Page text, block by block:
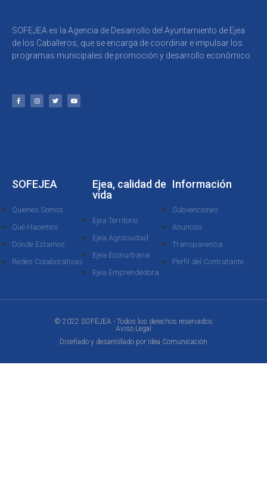
SOFEJEA es la Agencia de Desarrollo del Ayuntamiento de Ejea
de los Caballeros, que se encarga de coordinar e impulsar los
programas municipales de promoción y desarrollo económico
SOFEJEA
Quienes Somos
Qué Hacemos
Dónde Estamos
Redes Colaborativas
Ejea, calidad de
vida
Ejea Territorio
Ejea Agrociudad
Ejea Econurbana
Ejea Emprendedora
Información
Subvenciones
Anuncios
Transparencia
Perfil del Contratante
© 2022 SOFEJEA - Todos los derechos reservados
Aviso Legal
Diseñado y desarrollado por Idea Comunicación